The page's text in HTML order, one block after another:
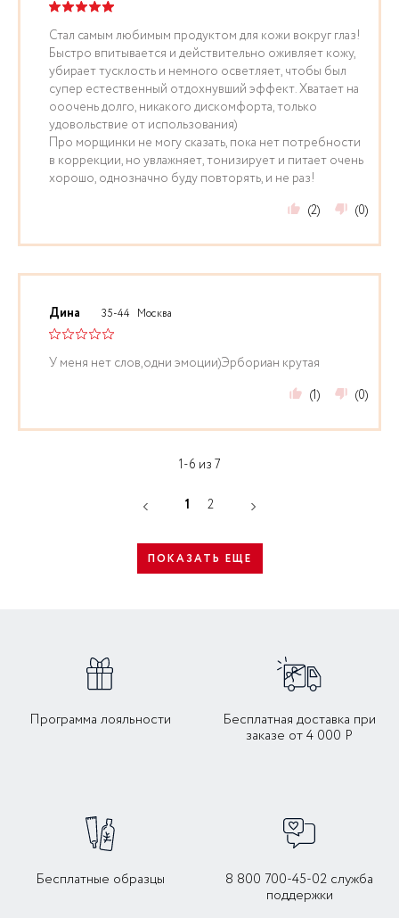
Стал самым любимым продуктом для кожи вокруг глаз!
Быстро впитывается и действительно оживляет кожу,
убирает тусклость и немного осветляет, чтобы был
супер естественный отдохнувший эффект. Хватает на
ооочень долго, никакого дискомфорта, только
удовольствие от использования)
Про морщинки не могу сказать, пока нет потребности
в коррекции, но увлажняет, тонизирует и питает очень
хорошо, однозначно буду повторять, и не раз!
(2)
(0)
Дина 35-44 Москва
У меня нет слов,одни эмоции)Эрбориан крутая
(1)
(0)
1-6 из 7
1 2
ПОКАЗАТЬ ЕЩЕ
Программа лояльности
Бесплатная доставка при
заказе от 4 000 Р
Бесплатные образцы
8 800 700-45-02 служба
поддержки